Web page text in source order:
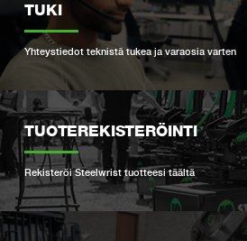
TUKI
Yhteystiedot teknistä tukea ja varaosia varten
TUOTEREKISTERÖINTI
Rekisteröi Steelwrist tuotteesi täältä